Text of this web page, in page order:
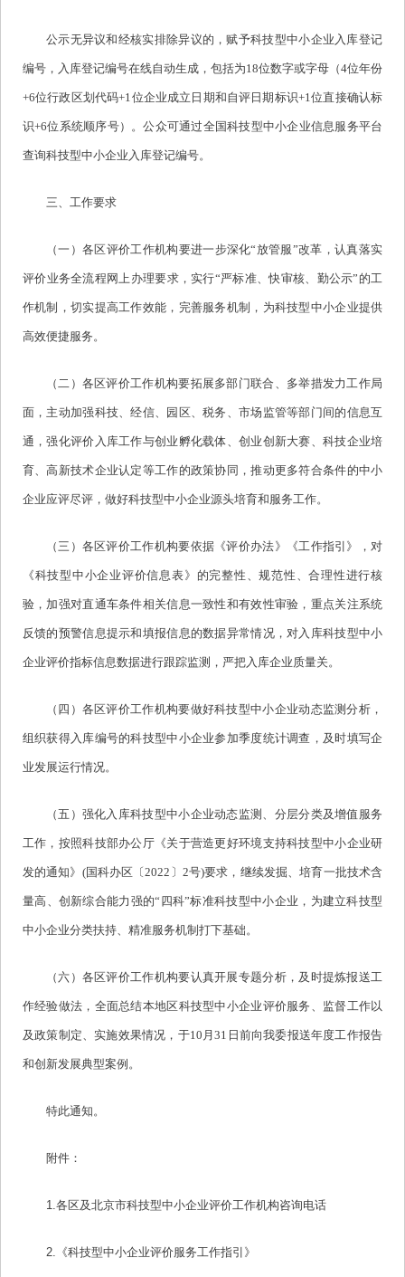
公示无异议和经核实排除异议的，赋予科技型中小企业入库登记
编号，入库登记编号在线自动生成，包括为18位数字或字母（4位年份
+6位行政区划代码+1位企业成立日期和自评日期标识+1位直接确认标
识+6位系统顺序号）。公众可通过全国科技型中小企业信息服务平台
查询科技型中小企业入库登记编号。
三、工作要求
（一）各区评价工作机构要进一步深化“放管服”改革，认真落实
评价业务全流程网上办理要求，实行“严标准、快审核、勤公示”的工
作机制，切实提高工作效能，完善服务机制，为科技型中小企业提供
高效便捷服务。
（二）各区评价工作机构要拓展多部门联合、多举措发力工作局
面，主动加强科技、经信、园区、税务、市场监管等部门间的信息互
通，强化评价入库工作与创业孵化载体、创业创新大赛、科技企业培
育、高新技术企业认定等工作的政策协同，推动更多符合条件的中小
企业应评尽评，做好科技型中小企业源头培育和服务工作。
（三）各区评价工作机构要依据《评价办法》《工作指引》，对
《科技型中小企业评价信息表》的完整性、规范性、合理性进行核
验，加强对直通车条件相关信息一致性和有效性审验，重点关注系统
反馈的预警信息提示和填报信息的数据异常情况，对入库科技型中小
企业评价指标信息数据进行跟踪监测，严把入库企业质量关。
（四）各区评价工作机构要做好科技型中小企业动态监测分析，
组织获得入库编号的科技型中小企业参加季度统计调查，及时填写企
业发展运行情况。
（五）强化入库科技型中小企业动态监测、分层分类及增值服务
工作，按照科技部办公厅《关于营造更好环境支持科技型中小企业研
发的通知》(国科办区〔2022〕2号)要求，继续发掘、培育一批技术含
量高、创新综合能力强的“四科”标准科技型中小企业，为建立科技型
中小企业分类扶持、精准服务机制打下基础。
（六）各区评价工作机构要认真开展专题分析，及时提炼报送工
作经验做法，全面总结本地区科技型中小企业评价服务、监督工作以
及政策制定、实施效果情况，于10月31日前向我委报送年度工作报告
和创新发展典型案例。
特此通知。
附件：
1.各区及北京市科技型中小企业评价工作机构咨询电话
2.《科技型中小企业评价服务工作指引》